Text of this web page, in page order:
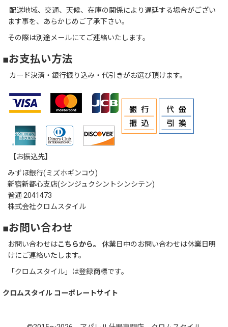
配送地域、交通、天候、在庫の関係により遅延する場合がござい
ます事を、あらかじめご了承下さい。
その際は別途メールにてご連絡いたします。
■お支払い方法
カード決済・銀行振り込み・代引きがお選び頂けます。
【お振込先】
みずほ銀行(ミズホギンコウ)
新宿新都心支店(シンジュクシントシンシテン)
普通 2041473
株式会社クロムスタイル
■お問い合わせ
お問い合わせはこちらから。
休業日中のお問い合わせは休業日明
けにご連絡いたします。
「クロムスタイル」は登録商標です。
クロムスタイル コーポレートサイト